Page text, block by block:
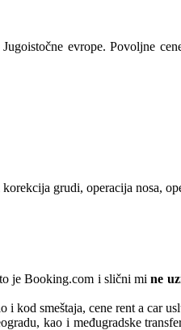
evrope. Povoljne
grudi, operacija nosa,
je Booking.com i slični mine
kod smeštaja, cene rent a car
kao i međugradske